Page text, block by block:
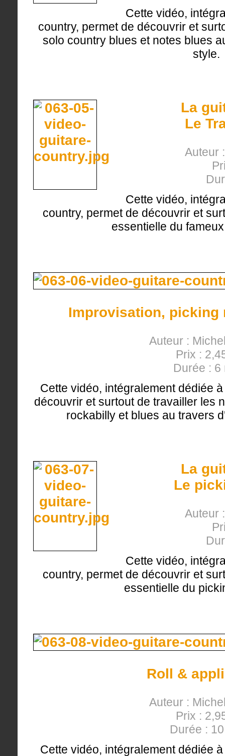
Cette vidéo,
country, permet de découvrir et
solo country blues et notes blues
style.
La
Le
Auteur
Cette vidéo,
country, permet de découvrir et
essentielle du
Improvisation, picking
Auteur :
Prix :
Durée : 6
Cette vidéo, intégralement dédiée
découvrir et surtout de travailler les
rockabilly et blues au travers
La
Le
Auteur
Cette vidéo,
country, permet de découvrir et
essentielle du
Roll &
Auteur :
Prix :
Durée :
Cette vidéo, intégralement dédiée